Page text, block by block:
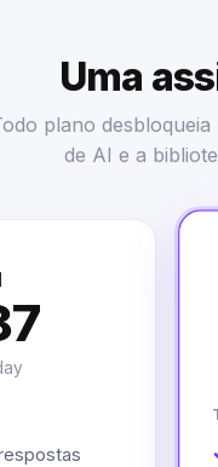
Uma
plano
de AI e a